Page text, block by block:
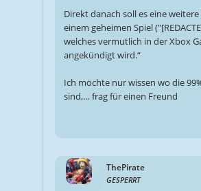
Direkt danach soll es eine
einem geheimen Spiel
welches vermutlich in der Xbox
angekündigt wird.“
Ich möchte nur wissen wo die
sind,… frag für einen Freund
ThePirate
GESPERRT